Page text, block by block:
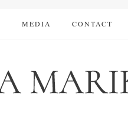
MEDIA CONTACT